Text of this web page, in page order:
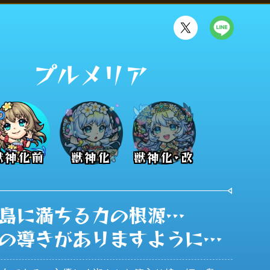
プルメリア
神化前 獣神化 獣神化･改
に満ちる力の根源…
導きがありますように…